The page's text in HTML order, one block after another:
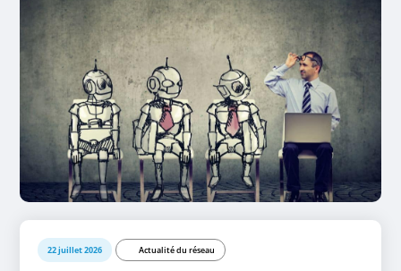
22 juillet 2026 Actualité du réseau